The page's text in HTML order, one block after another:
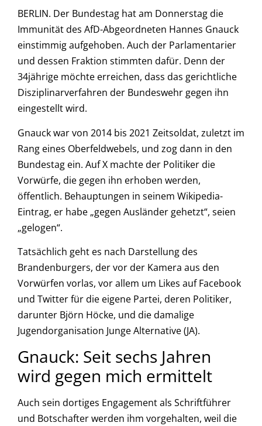
BERLIN. Der Bundestag hat am Donnerstag die
Immunität des AfD-Abgeordneten Hannes Gnauck
einstimmig aufgehoben. Auch der Parlamentarier
und dessen Fraktion stimmten dafür. Denn der
34jährige möchte erreichen, dass das gerichtliche
Disziplinarverfahren der Bundeswehr gegen ihn
eingestellt wird.
Gnauck war von 2014 bis 2021 Zeitsoldat, zuletzt im
Rang eines Oberfeldwebels, und zog dann in den
Bundestag ein. Auf X machte der Politiker die
Vorwürfe, die gegen ihn erhoben werden,
öffentlich. Behauptungen in seinem Wikipedia-
Eintrag, er habe „gegen Ausländer gehetzt“, seien
„gelogen“.
Tatsächlich geht es nach Darstellung des
Brandenburgers, der vor der Kamera aus den
Vorwürfen vorlas, vor allem um Likes auf Facebook
und Twitter für die eigene Partei, deren Politiker,
darunter Björn Höcke, und die damalige
Jugendorganisation Junge Alternative (JA).
Gnauck: Seit sechs Jahren
wird gegen mich ermittelt
Auch sein dortiges Engagement als Schriftführer
und Botschafter werden ihm vorgehalten, weil die